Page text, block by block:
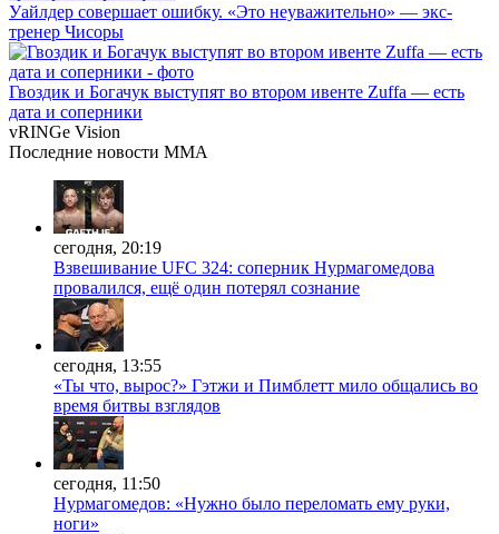
Уайлдер совершает ошибку. «Это неуважительно» — экс-
тренер Чисоры
Гвоздик и Богачук выступят во втором ивенте Zuffa — есть
дата и соперники
vRINGe Vision
Последние новости MMA
сегодня, 20:19
Взвешивание UFC 324: соперник Нурмагомедова
провалился, ещё один потерял сознание
сегодня, 13:55
«Ты что, вырос?» Гэтжи и Пимблетт мило общались во
время битвы взглядов
сегодня, 11:50
Нурмагомедов: «Нужно было переломать ему руки,
ноги»